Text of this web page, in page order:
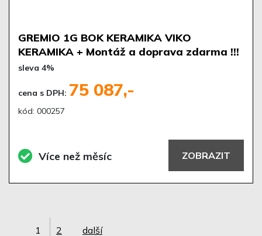
GREMIO 1G BOK KERAMIKA VIKO
KERAMIKA + Montáž a doprava zdarma !!!
sleva 4%
cena s DPH: 75 087,-
kód: 000257
Více než měsíc ZOBRAZIT
1 2 další